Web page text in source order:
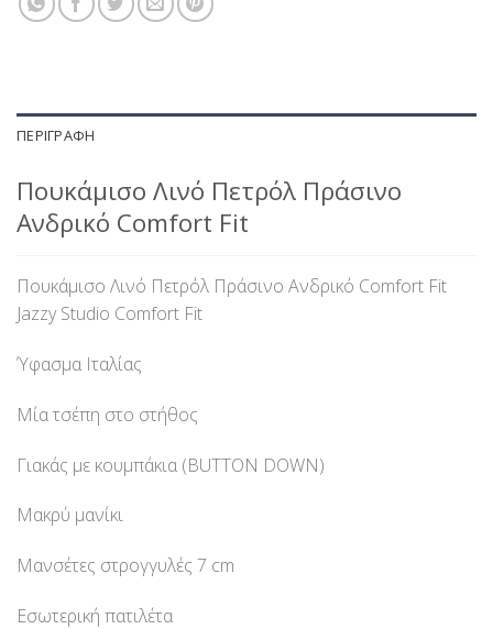
ΠΕΡΙΓΡΑΦΉ
Πουκάμισο Λινό Πετρόλ Πράσινο
Ανδρικό Comfort Fit
Πουκάμισο Λινό Πετρόλ Πράσινο Ανδρικό Comfort Fit
Jazzy Studio Comfort Fit
Ύφασμα Ιταλίας
Μία τσέπη στο στήθος
Γιακάς με κουμπάκια (BUTTON DOWN)
Μακρύ μανίκι
Μανσέτες στρογγυλές 7 cm
Εσωτερική πατιλέτα